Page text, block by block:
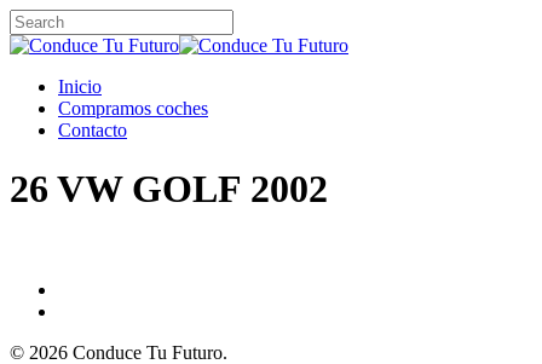
Skip
to
content
Close
Menu
Inicio
Compramos coches
Contacto
26 VW GOLF 2002
© 2026 Conduce Tu Futuro.